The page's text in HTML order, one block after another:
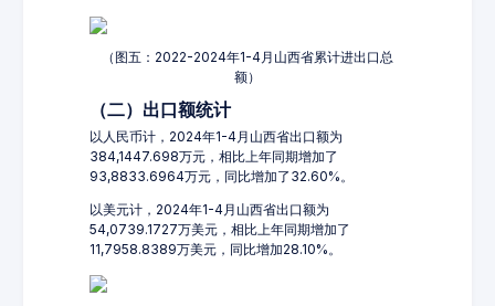
（图五：2022-2024年1-4月山西省累计进出口总
额）
（二）出口额统计
以人民币计，2024年1-4月山西省出口额为
384,1447.698万元，相比上年同期增加了
93,8833.6964万元，同比增加了32.60%。
以美元计，2024年1-4月山西省出口额为
54,0739.1727万美元，相比上年同期增加了
11,7958.8389万美元，同比增加28.10%。